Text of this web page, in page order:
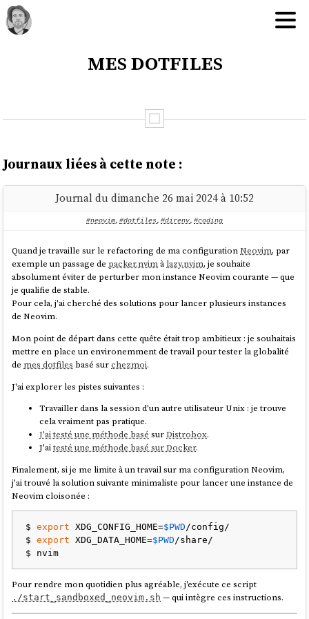
mes dotfiles
Journaux liées à cette note :
Journal du dimanche 26 mai 2024 à 10:52
#neovim, #dotfiles, #direnv, #coding
Quand je travaille sur le refactoring de ma configurationNeovim, par
exemple un passage de packer.nvimà lazy.nvim, je souhaite
absolument éviter de perturber mon instance Neovim courante — que
je qualifie de stable.
Pour cela, j'ai cherché des solutions pour lancer plusieurs instances
de Neovim.
Mon point de départ dans cette quête était trop ambitieux : je souhaitais
mettre en place un environemment de travail pour tester la globalité
de mes dotfiles basé surchezmoi.
J'ai explorer les pistes suivantes :
Travailler dans la session d'un autre utilisateur Unix : je trouve
cela vraiment pas pratique.
J'ai testé une méthode basé surDistrobox.
J'aitesté une méthode basé sur Docker.
Finalement, si je me limite à un travail sur ma configuration Neovim,
j'ai trouvé la solution suivante minimaliste pour lancer une instance de
Neovim cloisonée :
$ export XDG_CONFIG_HOME=$PWD/config/
$ export XDG_DATA_HOME=$PWD/share/
Pour rendre mon quotidien plus agréable, j'exécute ce script
./start_sandboxed_neovim.sh — qui intègre ces instructions.